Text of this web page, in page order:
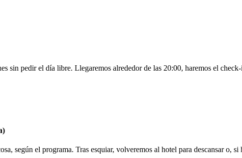
sin pedir el día libre. Llegaremos alrededor de las 20:00, haremos el
según el programa. Tras esquiar, volveremos al hotel para descansar o,